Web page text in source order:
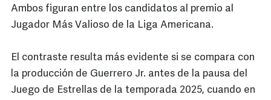
Ambos figuran entre los candidatos al premio al
Jugador Más Valioso de la Liga Americana.
El contraste resulta más evidente si se compara con
la producción de Guerrero Jr. antes de la pausa del
Juego de Estrellas de la temporada 2025, cuando en